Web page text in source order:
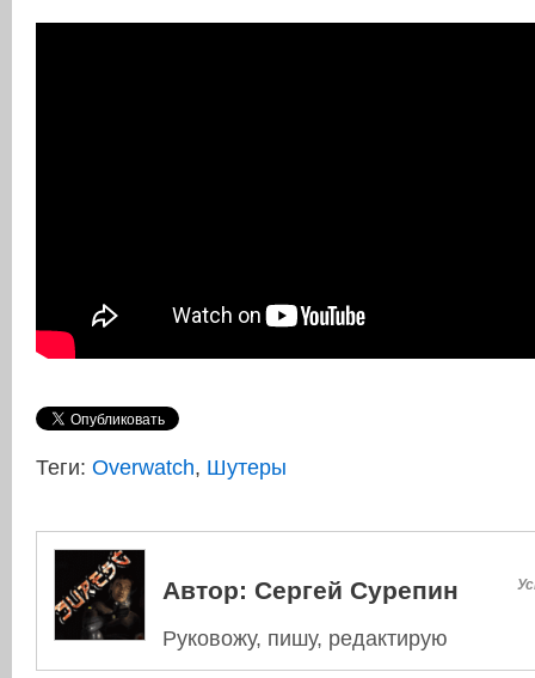
Теги: Overwatch, Шутеры
Автор: Сергей Сурепин
Руковожу, пишу, редактирую